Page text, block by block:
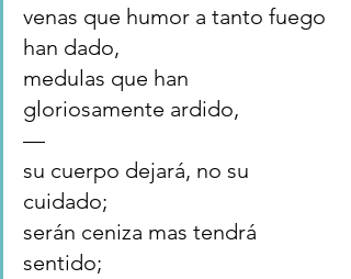
venas que humor a tanto fuego
han dado,
medulas que han
gloriosamente ardido,
—
su cuerpo dejará, no su
cuidado;
serán ceniza mas tendrá
sentido;